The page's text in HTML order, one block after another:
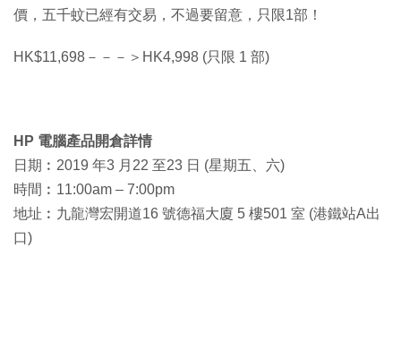
價，五千蚊已經有交易，不過要留意，只限1部！
HK$11,698－－－＞HK4,998 (只限 1 部)
HP 電腦產品開倉詳情
日期︰2019 年3 月22 至23 日 (星期五、六)
時間︰11:00am – 7:00pm
地址︰九龍灣宏開道16 號德福大廈 5 樓501 室 (港鐵站A出
口)